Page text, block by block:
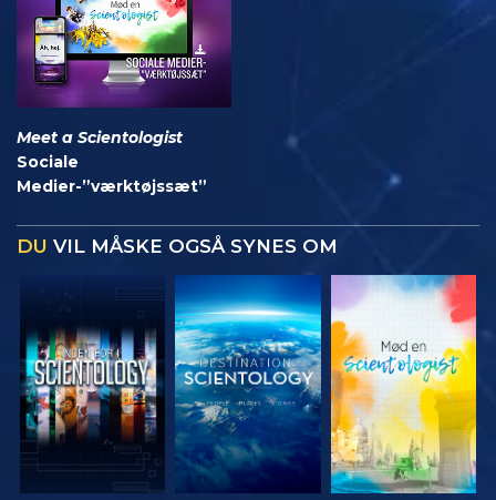
Meet a Scientologist
Sociale
Medier-”værktøjssæt”
DU VIL MÅSKE OGSÅ SYNES OM